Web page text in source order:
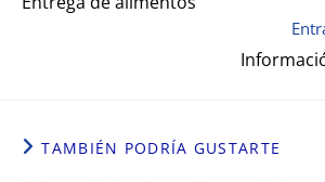
TAMBIÉN PODRÍA GUSTARTE